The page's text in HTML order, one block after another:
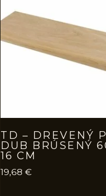
TD – DREVENÝ
DUB BRÚSENÝ
16 CM
19,68 €